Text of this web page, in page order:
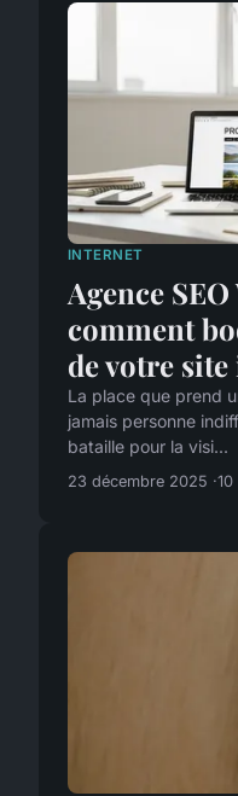
INTERNET
Agence
comment
de votre
La place que prend
jamais personne
bataille pour la visi...
23 décembre 2025